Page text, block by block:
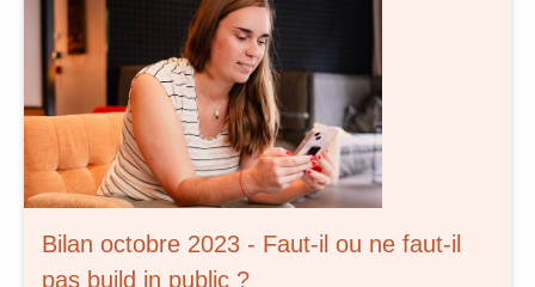
Bilan octobre 2023 - Faut-il ou ne faut-il
pas build in public ?